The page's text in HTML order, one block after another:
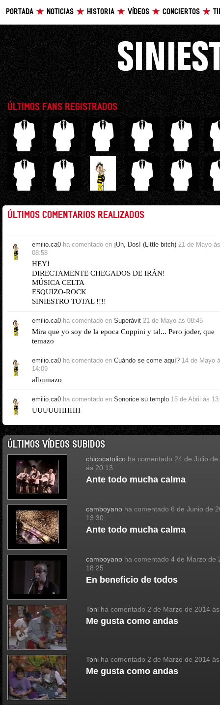
PORTADA NOTICIAS HISTORIA VÍDEOS CONCIERTOS
ÚLTIMOS FANS REGISTRADOS
ÚLTIMOS COMENTARIOS REALIZADOS
emilio.ca0 ha comentado en ¡Un, Dos! (Little bitch) 21 de Mayo ás
08:58
HEY!
DIRECTAMENTE CHEGADOS DE IRÁN!
MÚSICA CELTA
ESQUIZO-ROCK
SINIESTRO TOTAL !!!!
emilio.ca0 ha comentado en Superávit 21 de Mayo ás 08:45
Mira que yo soy de la epoca Coppini y tal... Pero joder, que
temazo
emilio.ca0 ha comentado en Cuándo se come aquí? 14 de Mayo
14:09
albumazo
emilio.ca0 ha comentado en Sonorice su templo 15 de Abril ás
UUUUUHHHH
ÚLTIMOS VÍDEOS SUBIDOS
chicocatolico ha comentado 24 de Julio de
ás 20:13
Ante todo mucha calma
camboyano ha comentado 6 de Junio de
13:30
Ante todo mucha calma
camboyano ha comentado 4 de Marzo de
18:25
En beneficio de todos
Toni ha comentado 2 de Marzo de 2014
Me gusta como andas
Toni ha comentado 2 de Marzo de 2014
Me gusta como andas